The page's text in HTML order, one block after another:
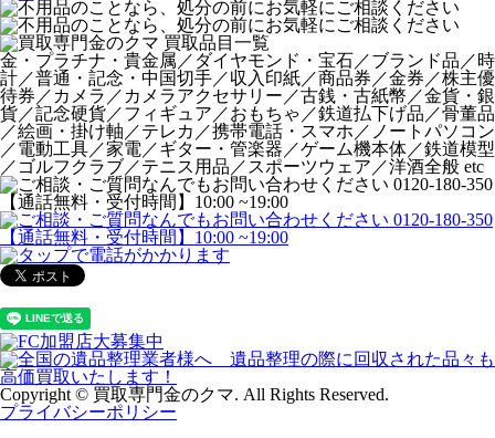
金・プラチナ・貴金属／ダイヤモンド・宝石／ブランド品／時
計／普通・記念・中国切手／収入印紙／商品券／金券／株主優
待券／カメラ／カメラアクセサリー／古銭・古紙幣／金貨・銀
貨／記念硬貨／フィギュア／おもちゃ／鉄道払下げ品／骨董品
／絵画・掛け軸／テレカ／携帯電話・スマホ／ノートパソコン
／電動工具／家電／ギター・管楽器／ゲーム機本体／鉄道模型
／ゴルフクラブ／テニス用品／スポーツウェア／洋酒全般 etc
Copyright © 買取専門金のクマ. All Rights Reserved.
プライバシーポリシー